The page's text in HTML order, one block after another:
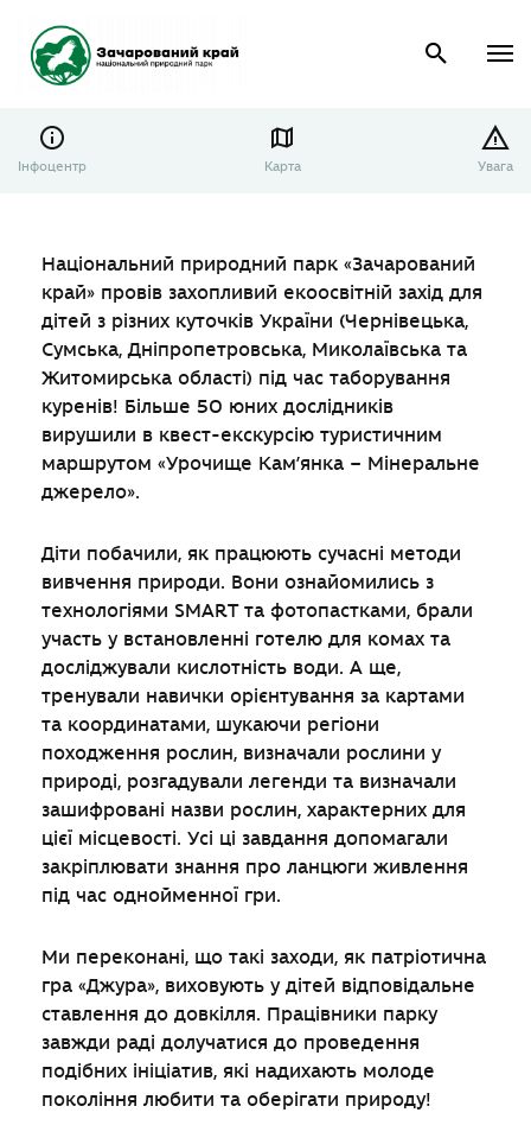
Інфоцентр Карта Увага
Національний природний парк «Зачарований
край» провів захопливий екоосвітній захід для
дітей з різних куточків України (Чернівецька,
Сумська, Дніпропетровська, Миколаївська та
Житомирська області) під час таборування
куренів! Більше 50 юних дослідників
вирушили в квест-екскурсію туристичним
маршрутом «Урочище Кам’янка – Мінеральне
джерело».
Діти побачили, як працюють сучасні методи
вивчення природи. Вони ознайомились з
технологіями SMART та фотопастками, брали
участь у встановленні готелю для комах та
досліджували кислотність води. А ще,
тренували навички орієнтування за картами
та координатами, шукаючи регіони
походження рослин, визначали рослини у
природі, розгадували легенди та визначали
зашифровані назви рослин, характерних для
цієї місцевості. Усі ці завдання допомагали
закріплювати знання про ланцюги живлення
під час однойменної гри.
Ми переконані, що такі заходи, як патріотична
гра «Джура», виховують у дітей відповідальне
ставлення до довкілля. Працівники парку
завжди раді долучатися до проведення
подібних ініціатив, які надихають молоде
покоління любити та оберігати природу!